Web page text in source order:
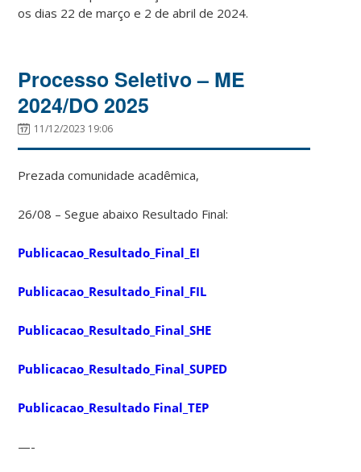
os dias 22 de março e 2 de abril de 2024.
Processo Seletivo – ME
2024/DO 2025
11/12/2023 19:06
Prezada comunidade acadêmica,
26/08 – Segue abaixo Resultado Final:
Publicacao_Resultado_Final_EI
Publicacao_Resultado_Final_FIL
Publicacao_Resultado_Final_SHE
Publicacao_Resultado_Final_SUPED
Publicacao_Resultado Final_TEP
—-